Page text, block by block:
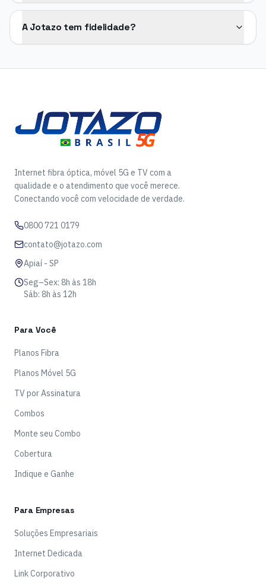
A Jotazo tem fidelidade?
Internet fibra óptica, móvel 5G e TV com a
qualidade e o atendimento que você merece.
Conectando você com velocidade de verdade.
0800 721 0179
contato@jotazo.com
Apiaí - SP
Seg–Sex: 8h às 18h
Sáb: 8h às 12h
Para Você
Planos Fibra
Planos Móvel 5G
TV por Assinatura
Combos
Monte seu Combo
Cobertura
Indique e Ganhe
Para Empresas
Soluções Empresariais
Internet Dedicada
Link Corporativo